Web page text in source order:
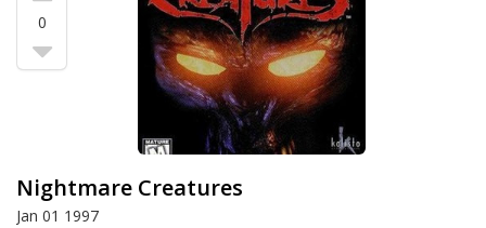
0
Nightmare Creatures
Jan 01 1997